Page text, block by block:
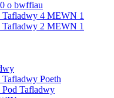
o bwffiau
Tafladwy 4 MEWN 1
Tafladwy 2 MEWN 1
Tafladwy Poeth
Pod Tafladwy